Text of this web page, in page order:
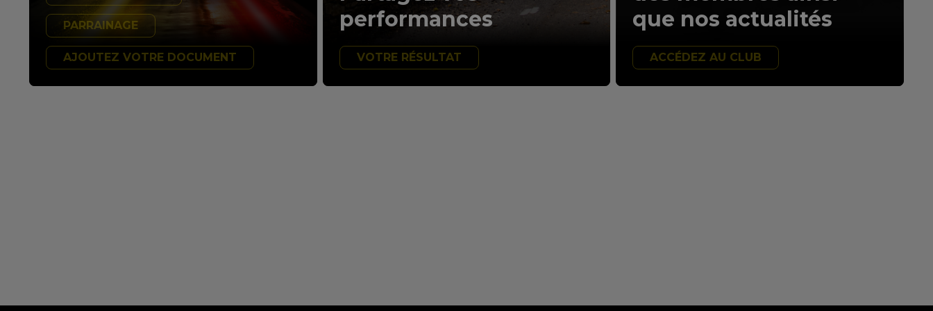
PARRAINAGE
AJOUTEZ VOTRE DOCUMENT
performances
VOTRE RÉSULTAT
que nos actualités
ACCÉDEZ AU CLUB